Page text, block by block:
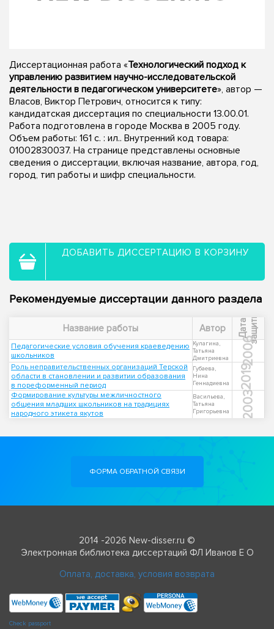
Диссертационная работа «Технологический подход к
управлению развитием научно-исследовательской
деятельности в педагогическом университете», автор —
Власов, Виктор Петрович, относится к типу:
кандидатская диссертация по специальности 13.00.01.
Работа подготовлена в городе Москва в 2005 году.
Объем работы: 161 с. : ил.. Внутренний код товара:
01002830037. На странице представлены основные
сведения о диссертации, включая название, автора, год,
город, тип работы и шифр специальности.
ДОБАВИТЬ ДИССЕРТАЦИЮ В КОРЗИНУ
Рекомендуемые диссертации данного раздела
Название работы Автор Д
а
т
а
з
а
щ
и
ты
Педагогические условия обучения краеведению
школьников
Кулагина,
Татьяна
Дмитриевна
2006
Роль неправительственных организаций Терской
области в становлении и развитии образования
в пореформенный период
Губаева,
Нина
Геннадиевна
2019
Формирование культуры межличностного
общения младших школьников на традициях
народного этикета якутов
Васильева,
Татьяна
Григорьевна
2003
ФОРМА ОБРАТНОЙ СВЯЗИ
2014 -2026 New-disser.ru ©
Электронная библиотека диссертаций ФЛ Иванов Е О
Оплата, доставка, условия возврата
Check passport